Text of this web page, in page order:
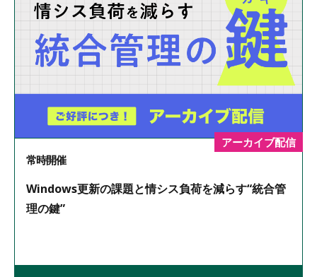
アーカイブ配信
常時開催
Windows更新の課題と情シス負荷を減らす“統合管
理の鍵”